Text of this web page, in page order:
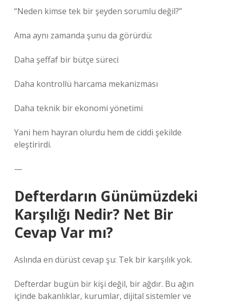
“Neden kimse tek bir şeyden sorumlu değil?”
Ama aynı zamanda şunu da görürdü:
Daha şeffaf bir bütçe süreci
Daha kontrollü harcama mekanizması
Daha teknik bir ekonomi yönetimi
Yani hem hayran olurdu hem de ciddi şekilde
eleştirirdi.
—
Defterdarın Günümüzdeki
Karşılığı Nedir? Net Bir
Cevap Var mı?
Aslında en dürüst cevap şu: Tek bir karşılık yok.
Defterdar bugün bir kişi değil, bir ağdır. Bu ağın
içinde bakanlıklar, kurumlar, dijital sistemler ve